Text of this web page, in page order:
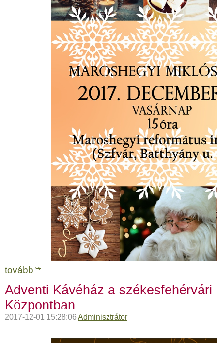
tovább
Adventi Kávéház a székesfehérvári
Központban
2017-12-01 15:28:06 Adminisztrátor